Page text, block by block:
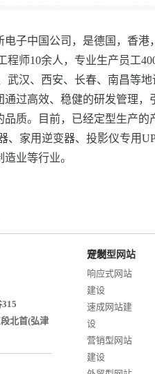
子中国公司，是德国，香
程师10余人，专业生产员工
汉、西安、长春、南昌等
过高效、稳健的研发管理
质。目前，已经定型生产
、家用逆变器、投影仪专用
业等行业。
北首(弘津
定制型网站开发
响应式网站
建设
速成网站建
设
营销型网站
建设